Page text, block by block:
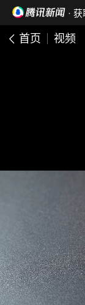
·
首页 视频